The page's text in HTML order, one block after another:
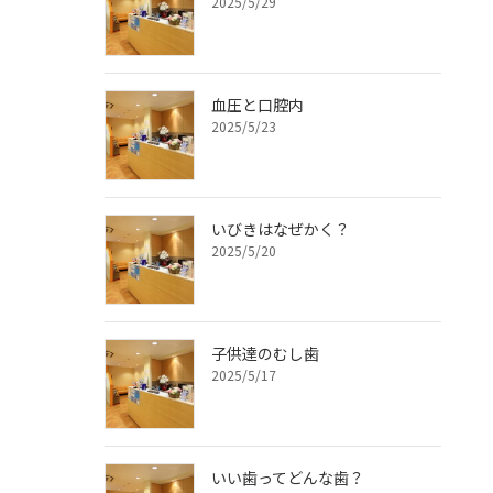
血圧と口腔内
2025/5/23
いびきはなぜかく？
2025/5/20
子供達のむし歯
2025/5/17
いい歯ってどんな歯？